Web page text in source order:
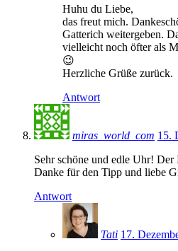
Huhu du Liebe,
das freut mich.
Gatterich weitergeben.
vielleicht noch öfter als
😉
Herzliche Grüße zurück.
Antwort
miras_world_com 15.
Sehr schöne und edle Uhr! Der
Danke für den Tipp und liebe
Antwort
Tati 17.